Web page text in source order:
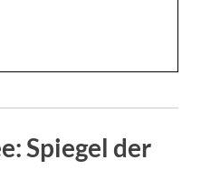
Spiegel der